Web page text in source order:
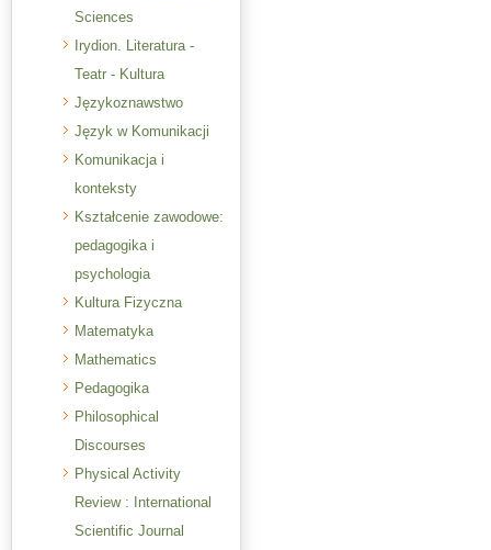
Sciences
Irydion. Literatura -
Teatr - Kultura
Językoznawstwo
Język w Komunikacji
Komunikacja i
konteksty
Kształcenie zawodowe:
pedagogika i
psychologia
Kultura Fizyczna
Matematyka
Mathematics
Pedagogika
Philosophical
Discourses
Physical Activity
Review : International
Scientific Journal